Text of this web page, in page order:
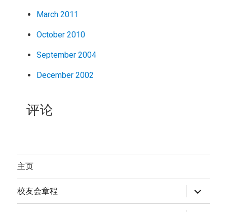
March 2011
October 2010
September 2004
December 2002
评论
主页
校友会章程
expand
child
menu